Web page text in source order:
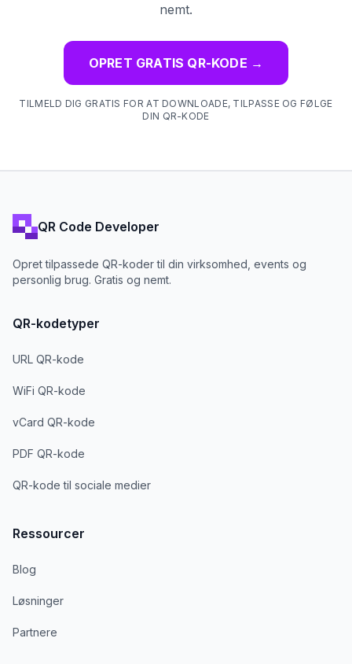
nemt.
OPRET GRATIS QR-KODE →
TILMELD DIG GRATIS FOR AT DOWNLOADE, TILPASSE OG FØLGE
DIN QR-KODE
QR Code Developer
Opret tilpassede QR-koder til din virksomhed, events og
personlig brug. Gratis og nemt.
QR-kodetyper
URL QR-kode
WiFi QR-kode
vCard QR-kode
PDF QR-kode
QR-kode til sociale medier
Ressourcer
Blog
Løsninger
Partnere